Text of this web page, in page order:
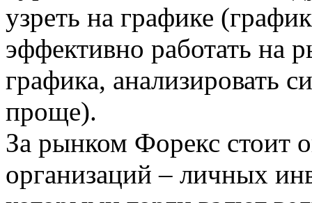
узреть на графике
эффективно работать на
графика, анализировать
проще).
За рынком Форекс стоит
организаций – личных